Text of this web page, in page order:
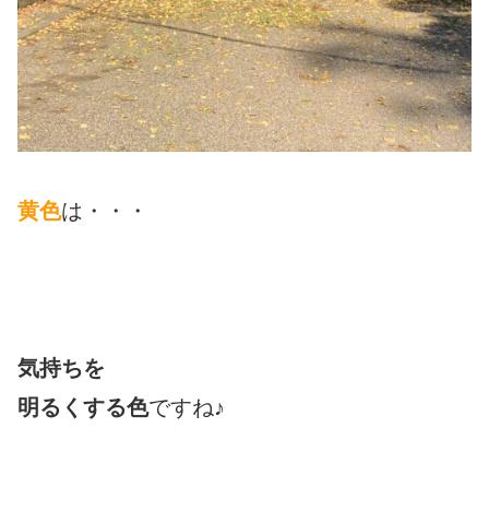
黄色は・・・
気持ちを
明るくする色ですね♪